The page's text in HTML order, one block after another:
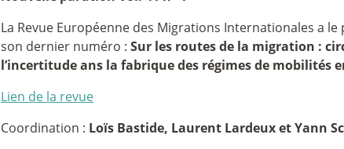
La Revue Européenne des Migrations Internationales a
son dernier numéro : Sur les routes de la migration :
l’incertitude ans la fabrique des régimes de mobilités
Lien de la revue
Coordination : Loïs Bastide, Laurent Lardeux et Yann